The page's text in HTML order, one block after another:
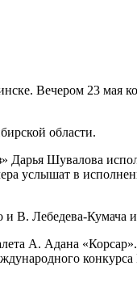
Вечером 23 мая
области.
Дарья Шувалова
услышат в
В. Лебедева-Кумача
А. Адана